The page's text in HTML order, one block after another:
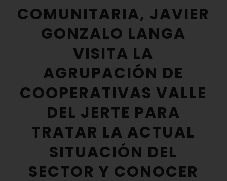
COMUNITARIA, JAVIER
GONZALO LANGA
VISITA LA
AGRUPACIÓN DE
COOPERATIVAS VALLE
DEL JERTE PARA
TRATAR LA ACTUAL
SITUACIÓN DEL
SECTOR Y CONOCER